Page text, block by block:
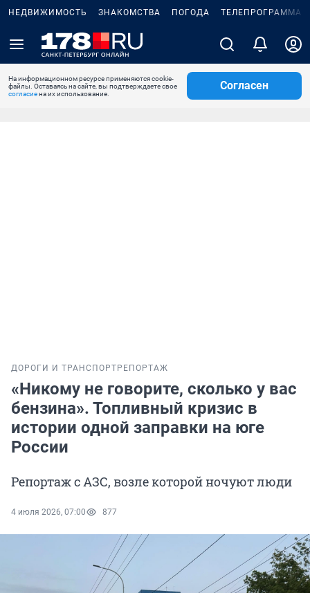
НЕДВИЖИМОСТЬ ЗНАКОМСТВА ПОГОДА ТЕЛЕПРОГРАММА
На информационном ресурсе применяются cookie-
файлы. Оставаясь на сайте, вы подтверждаете свое
согласиена их использование.
Согласен
ДОРОГИ И ТРАНСПОРТ РЕПОРТАЖ
«Никому не говорите, сколько у вас
бензина». Топливный кризис в
истории одной заправки на юге
России
Репортаж с АЗС, возле которой ночуют люди
4 июля 2026, 07:00 877